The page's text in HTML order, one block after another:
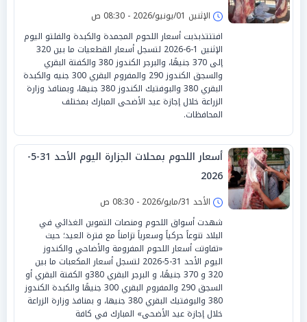
الإثنين 01/يونيو/2026 - 08:30 ص
افتتتذبذبت أسعار اللحوم المجمدة والكبدة والفلتو اليوم
الإثنين 1-6-2026 لتسجل أسعار القطعيات ما بين 320
إلى 370 جنيهًا، والبرجر الكندوز 380 والكفتة البقري
والسجق الكندوز 290 والمفروم البقري 300 جنيه والكبدة
البقري 380 والبوفتيك الكندوز 380 جنيها، وبمنافذ وزارة
الزراعة خلال إجازة عيد الأضحى المبارك بمختلف
المحافظات.
أسعار اللحوم بمحلات الجزارة اليوم الأحد 31-5-
2026
الأحد 31/مايو/2026 - 08:30 ص
شهدت أسواق اللحوم ومنصات التموين الغذائي في
البلاد تنوعاً حركياً وسعرياً تزامناً مع فترة العيد؛ حيث
«تفاوتت أسعار اللحوم المفرومة والأضاحي والكندوز
اليوم الأحد 31-5-2026 لتسجل أسعار المكعبات ما بين
320 و 370 جنيهًا، و البرجر البقري 380و الكفتة البقري أو
السجق 290 والمفروم البقري 300 جنيهًا والكبدة الكندوز
380 والبوفتيك البقري 380 جنيها، و بمنافذ وزارة الزراعة
خلال إجازة عيد الأضحى» المبارك في كافة